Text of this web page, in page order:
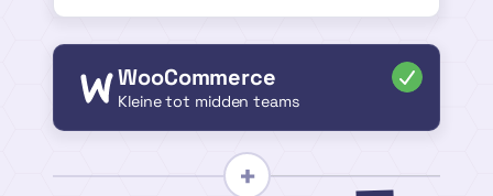
WooCommerce
Kleine tot midden teams